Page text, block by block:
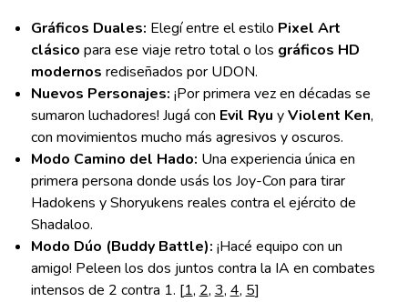
Gráficos Duales: Elegí entre el estilo Pixel Art
clásico para ese viaje retro total o los gráficos HD
modernos rediseñados por UDON.
Nuevos Personajes: ¡Por primera vez en décadas se
sumaron luchadores! Jugá con Evil Ryu yViolent Ken,
con movimientos mucho más agresivos y oscuros.
Modo Camino del Hado: Una experiencia única en
primera persona donde usás los Joy-Con para tirar
Hadokens y Shoryukens reales contra el ejército de
Shadaloo.
Modo Dúo (Buddy Battle): ¡Hacé equipo con un
amigo! Peleen los dos juntos contra la IA en combates
intensos de 2 contra 1. [1, 2, 3, 4, 5]